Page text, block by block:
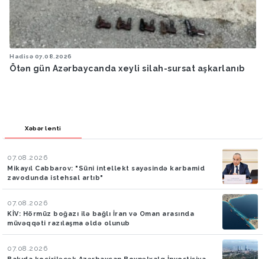
Hadisə 07.08.2026
Ötən ay 13 stomatoloq məsuliyyətə cəlb edilib
Xəbər lenti
07.08.2026
Mikayıl Cabbarov: "Süni intellekt sayəsində karbamid
zavodunda istehsal artıb"
07.08.2026
KİV: Hörmüz boğazı ilə bağlı İran və Oman arasında
müvəqqəti razılaşma əldə olunub
07.08.2026